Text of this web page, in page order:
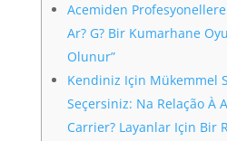
Acemiden
Ar? G? Bir Kumarhane
Olunur”
Kendiniz Için Mükemmel
Seçersiniz: Na Relação À
Carrier? Layanlar Için Bir